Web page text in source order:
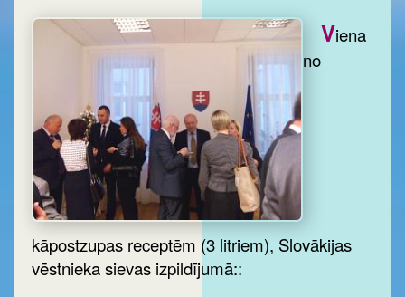
Viena
no
kāpostzupas receptēm (3 litriem), Slovākijas
vēstnieka sievas izpildījumā::